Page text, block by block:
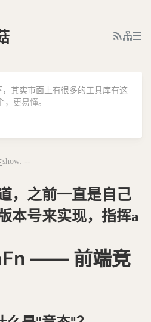
其实市面上有很多的工具库有这
更易懂。
show: --
，之前一直是自己
本号来实现，指挥a
—— 前端竞